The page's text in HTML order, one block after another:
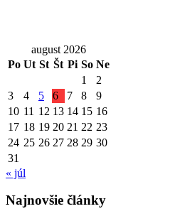
august 2026
Po Ut St Št Pi So Ne
1
2
3
4 5 6 7 8
9
10 11 12 13 14 15 16
17 18 19 20 21 22 23
24 25 26 27 28 29 30
31
« júl
Najnovšie články